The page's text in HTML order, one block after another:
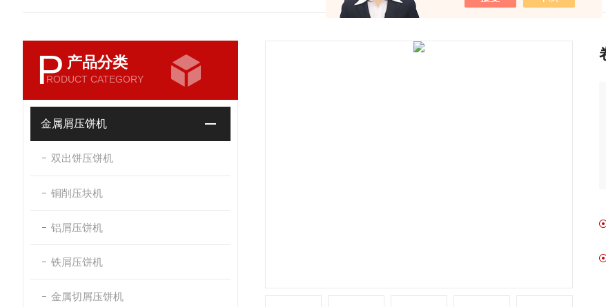
P 产品分类
RODUCT CATEGORY
金属屑压饼机
双出饼压饼机
铜削压块机
铝屑压饼机
铁屑压饼机
金属切屑压饼机